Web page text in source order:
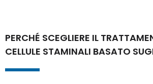
PERCHÉ SCEGLIERE IL
CELLULE STAMINALI BASATO